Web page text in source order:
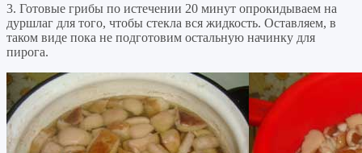
3. Готовые грибы по истечении 20 минут опрокидываем на
дуршлаг для того, чтобы стекла вся жидкость. Оставляем, в
таком виде пока не подготовим остальную начинку для
пирога.